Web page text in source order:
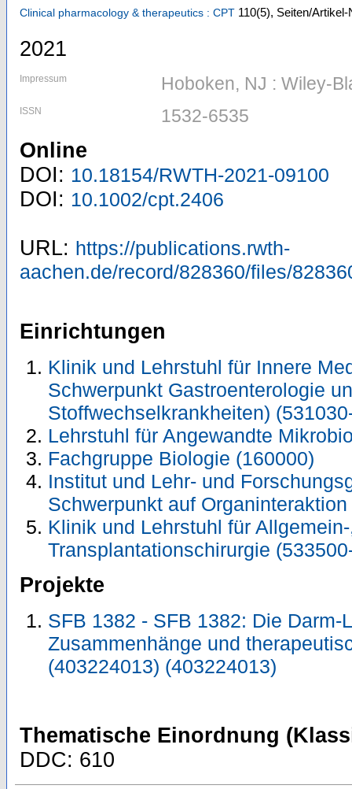
Clinical pharmacology & therapeutics : CPT 110(5), Seiten/Artikel-
2021
Impressum Hoboken, NJ : Wiley-
ISSN 1532-6535
Online
DOI: 10.18154/RWTH-2021-09100
DOI: 10.1002/cpt.2406
URL: https://publications.rwth-
aachen.de/record/828360/files/
Einrichtungen
Klinik und Lehrstuhl für Innere
Schwerpunkt Gastroenterologie
Stoffwechselkrankheiten)
Lehrstuhl für Angewandte
Fachgruppe Biologie (160000)
Institut und Lehr- und
Schwerpunkt auf
Klinik und Lehrstuhl für
Transplantationschirurgie
Projekte
SFB 1382 - SFB 1382: Die
Zusammenhänge und
(403224013) (403224013)
Thematische Einordnung
DDC: 610